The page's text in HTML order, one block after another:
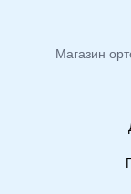
Магазин